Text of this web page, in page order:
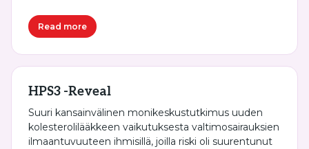
Read more
HPS3 -Reveal
Suuri kansainvälinen monikeskustutkimus uuden
kolesterolilääkkeen vaikutuksesta valtimosairauksien
ilmaantuvuuteen ihmisillä, joilla riski oli suurentunut